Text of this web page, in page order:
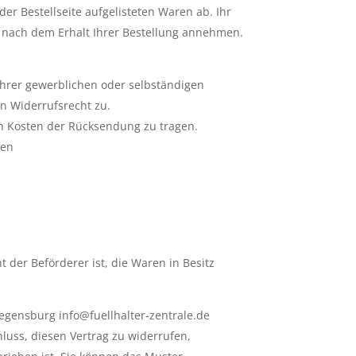
Bestellseite aufgelisteten Waren ab. Ihr
dem Erhalt Ihrer Bestellung annehmen.
gewerblichen oder selbständigen
Widerrufsrecht zu.
der Rücksendung zu tragen.
der Beförderer ist, die Waren in Besitz
info@fuellhalter-zentrale.de
diesen Vertrag zu widerrufen,